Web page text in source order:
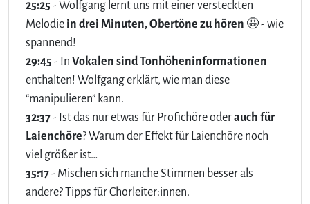
25:25- Wolfgang lernt uns mit einer versteckten
Melodie in drei Minuten, Obertöne zu hören 🤩 - wie
spannend!
29:45- In Vokalen sind Tonhöheninformationen
enthalten! Wolfgang erklärt, wie man diese
“manipulieren” kann.
32:37- Ist das nur etwas für Profichöre oderauch für
Laienchöre? Warum der Effekt für Laienchöre noch
viel größer ist…
35:17- Mischen sich manche Stimmen besser als
andere? Tipps für Chorleiter:innen.